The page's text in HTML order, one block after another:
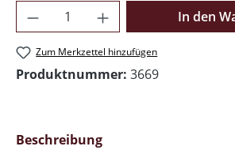
Produkt Anzahl: Gib den
In den
Zum Merkzettel hinzufügen
Produktnummer: 3669
Beschreibung